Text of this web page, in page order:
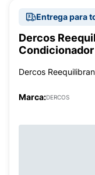
Entrega para
Dercos
Dercos
Marca:DERCOS